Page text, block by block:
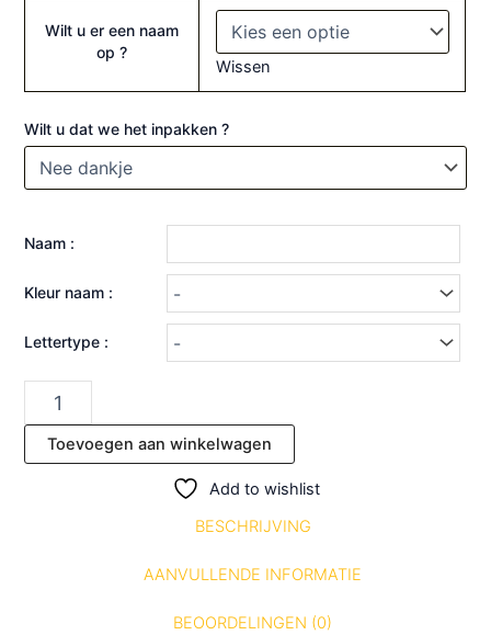
Wilt u er een naam
op ?
Wissen
Wilt u dat we het inpakken ?
Naam :
Kleur naam :
Lettertype :
Toevoegen aan winkelwagen
Add to wishlist
BESCHRIJVING
AANVULLENDE INFORMATIE
BEOORDELINGEN (0)